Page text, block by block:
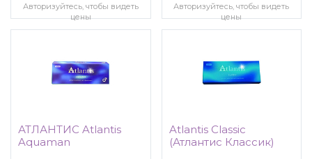
Авторизуйтесь, чтобы видеть
цены
Авторизуйтесь, чтобы видеть
цены
АТЛАНТИС Atlantis
Aquaman
Atlantis Classic
(Атлантис Классик)